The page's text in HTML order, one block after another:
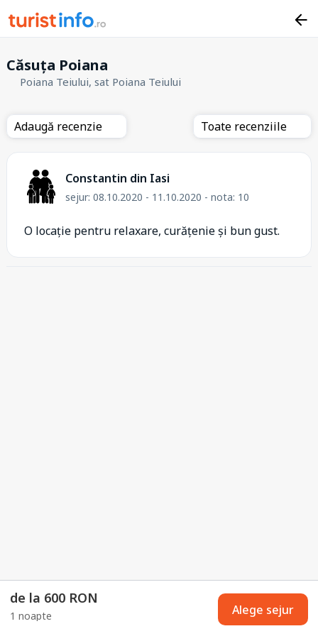
Căsuța Poiana
Poiana Teiului, sat Poiana Teiului
Adaugă recenzie Toate recenziile
Constantin din Iasi
sejur: 08.10.2020 - 11.10.2020 - nota: 10
O locație pentru relaxare, curățenie și bun gust.
de la 600 RON
1 noapte Alege sejur